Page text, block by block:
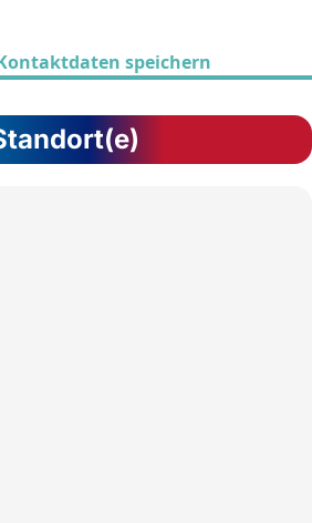
speichern